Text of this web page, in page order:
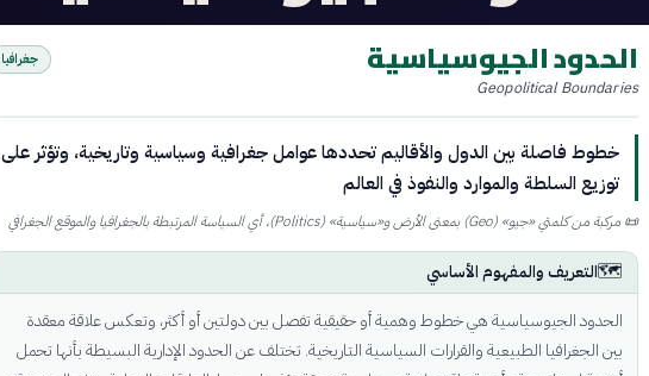
الحدود الجيوسياسية
Geopolitical Boundaries
جغرافيا
خطوط فاصلة بين الدول والأقاليم تحددها عوامل جغرافية وسياسية وتاريخية، وتؤثر على
توزيع السلطة والموارد والنفوذ في العالم
📜 مركبة من كلمتي «جيو» (Geo) بمعنى الأرض و«سياسية» (Politics)، أي السياسة المرتبطة بالجغرافيا والموقع الجغرافي
🗺️التعريف والمفهوم الأساسي
الحدود الجيوسياسية هي خطوط وهمية أو حقيقية تفصل بين دولتين أو أكثر، وتعكس علاقة معقدة
بين الجغرافيا الطبيعية والقرارات السياسية التاريخية. تختلف عن الحدود الإدارية البسيطة بأنها تحمل